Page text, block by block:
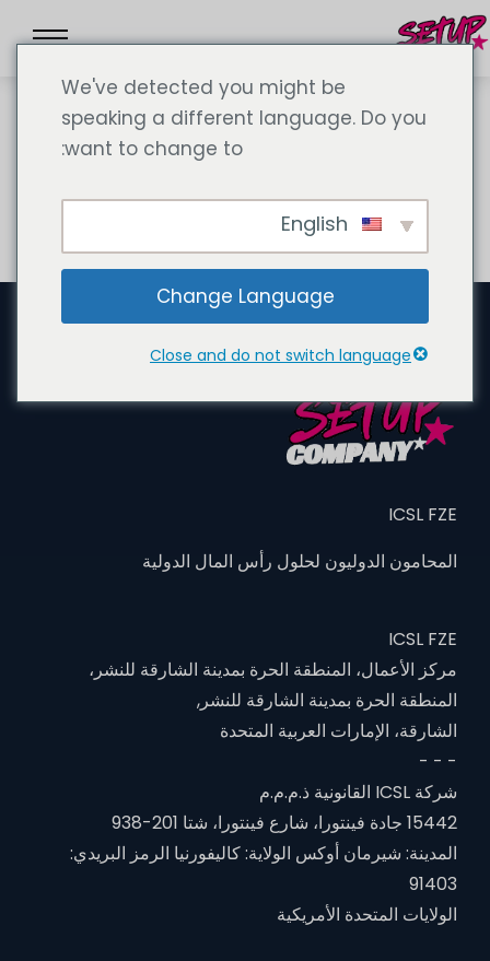
سياسة الخصوصية
ICSL FZE
المحامون الدوليون لحلول رأس المال الدولية
ICSL FZE
مركز الأعمال، المنطقة الحرة بمدينة الشارقة للنشر،
المنطقة الحرة بمدينة الشارقة للنشر,
الشارقة، الإمارات العربية المتحدة
- - -
شركة ICSL القانونية ذ.م.م.م
15442 جادة فينتورا، شارع فينتورا، شتا 201-938
المدينة: شيرمان أوكس الولاية: كاليفورنيا الرمز البريدي:
91403
الولايات المتحدة الأمريكية
We've detected you might be
speaking a different language. Do you
want to change to:
Change Language
Close and do not switch language